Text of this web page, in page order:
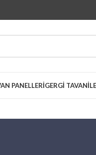
PANELLERIGERGI TAVAN